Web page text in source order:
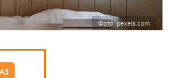
Фото: pexels.com